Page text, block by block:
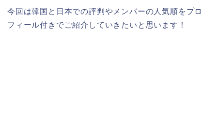
今回は韓国と日本での評判やメンバーの人気順をプロ
フィール付きでご紹介していきたいと思います！